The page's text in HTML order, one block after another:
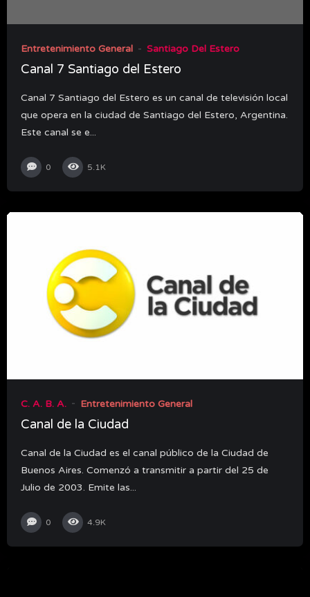
Entretenimiento General Santiago Del Estero
Canal 7 Santiago del Estero
Canal 7 Santiago del Estero es un canal de televisión local
que opera en la ciudad de Santiago del Estero, Argentina.
Este canal se e...
0 5.1K
C. A. B. A. Entretenimiento General
Canal de la Ciudad
Canal de la Ciudad es el canal público de la Ciudad de
Buenos Aires. Comenzó a transmitir a partir del 25 de
Julio de 2003. Emite las...
0 4.9K